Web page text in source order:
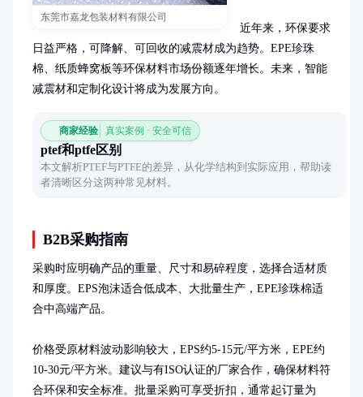
东莞市嘉龙包装材料有限公司
近年来，环保要求
日益严格，可降解、可回收的减震材成为趋势。EPE珍珠
棉、纸质蜂窝板等环保材料市场份额逐年增长。未来，智能
减震材和定制化设计将成为发展方向。
商家经验 真实案例 · 安全可信
ptef和ptfe区别
本文解析PTEF与PTFE的差异，从化学结构到实际应用，帮助读
者清晰区分这两种常见材料。
B2B采购指南
采购时应明确产品的重量、尺寸和易碎程度，选择合适材质
和厚度。EPS泡沫适合低成本、大批量生产，EPE珍珠棉适
合中高端产品。
价格受原材料波动影响较大，EPS约5-15元/平方米，EPE约
10-30元/平方米。建议与有ISO认证的厂家合作，确保材料符
合环保和安全标准。批量采购可享受折扣，通常起订量为